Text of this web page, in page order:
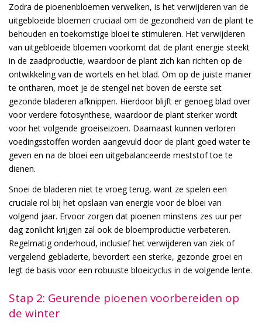
Zodra de pioenenbloemen verwelken, is het verwijderen van de
uitgebloeide bloemen cruciaal om de gezondheid van de plant te
behouden en toekomstige bloei te stimuleren. Het verwijderen
van uitgebloeide bloemen voorkomt dat de plant energie steekt
in de zaadproductie, waardoor de plant zich kan richten op de
ontwikkeling van de wortels en het blad. Om op de juiste manier
te ontharen, moet je de stengel net boven de eerste set
gezonde bladeren afknippen. Hierdoor blijft er genoeg blad over
voor verdere fotosynthese, waardoor de plant sterker wordt
voor het volgende groeiseizoen. Daarnaast kunnen verloren
voedingsstoffen worden aangevuld door de plant goed water te
geven en na de bloei een uitgebalanceerde meststof toe te
dienen.
Snoei de bladeren niet te vroeg terug, want ze spelen een
cruciale rol bij het opslaan van energie voor de bloei van
volgend jaar. Ervoor zorgen dat pioenen minstens zes uur per
dag zonlicht krijgen zal ook de bloemproductie verbeteren.
Regelmatig onderhoud, inclusief het verwijderen van ziek of
vergelend gebladerte, bevordert een sterke, gezonde groei en
legt de basis voor een robuuste bloeicyclus in de volgende lente.
Stap 2: Geurende pioenen voorbereiden op
de winter